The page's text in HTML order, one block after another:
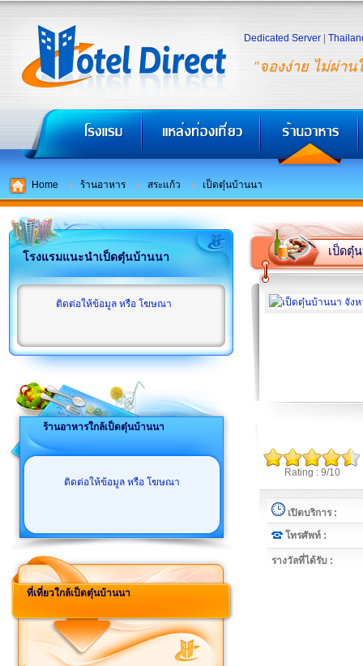
"จองง่าย ไม่ผ่าน
Dedicated Server
Home ร้านอาหาร สระแก้ว เป็ดตุ๋นบ้านนา
โรงแรมแนะนำเป็ดตุ๋นบ้านนา
ติดต่อให้ข้อมูล หรือ โฆษณา
ร้านอาหารใกล้เป็ดตุ๋นบ้านนา
ติดต่อให้ข้อมูล หรือ โฆษณา
ที่เที่ยวใกล้เป็ดตุ๋นบ้านนา
เป็ดตุ๋
Rating : 9/10
เปิดบริการ :
โทรศัพท์ :
รางวัลที่ได้รับ :